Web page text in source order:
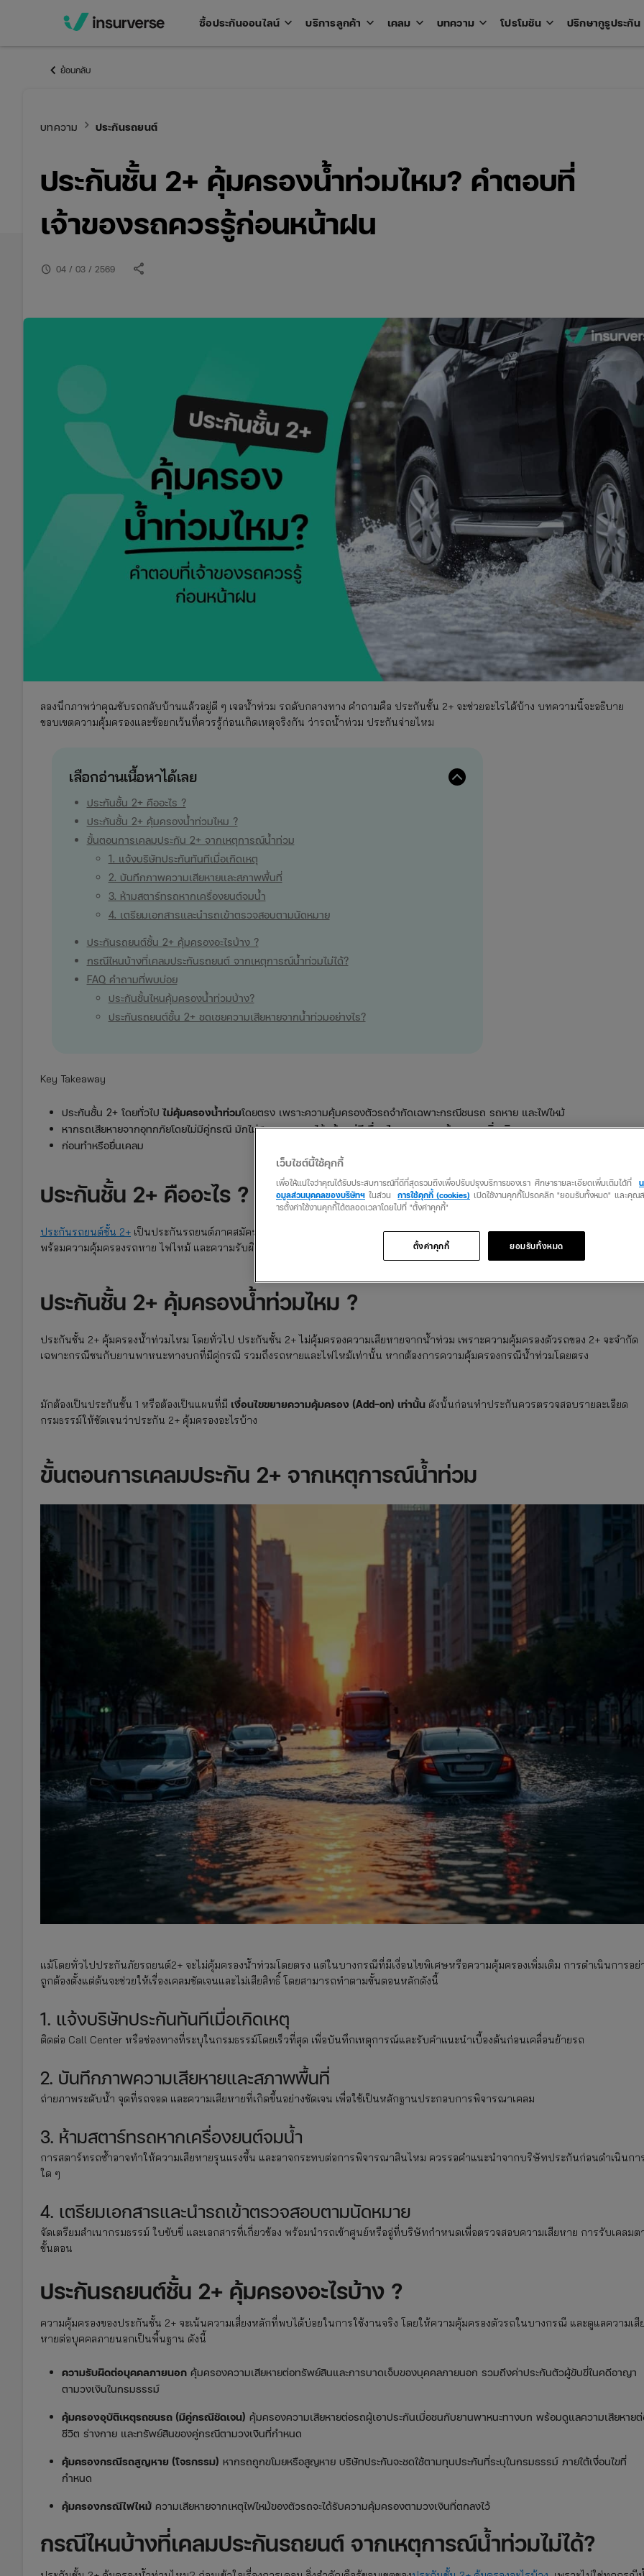
ซื้อประกันออนไลน์ keyboard_arrow_down Open
บริการลูกค้า keyboard_arrow_down Open
เคลม keyboard_arrow_down Open
บทความ keyboard_arrow_down Open
โปรโมชัน keyboard_arrow_down Open
ปรึกษากูรูประกัน
keyboard_arrow_left ย้อนกลับ
บทความ keyboard_arrow_right ประกันรถยนต์
ประกันชั้น 2+ คุ้มครองน้ำท่วมไหม? คำตอบที่
เจ้าของรถควรรู้ก่อนหน้าฝน
schedule 04 / 03 / 2569 share
ลองนึกภาพว่าคุณขับรถกลับบ้านแล้วอยู่ดี ๆ เจอน้ำท่วม รถดับกลางทาง คำถามคือ ประกันชั้น 2+ จะช่วยอะไรได้บ้าง บทความนี้จะอธิบาย
ขอบเขตความคุ้มครองและข้อยกเว้นที่ควรรู้ก่อนเกิดเหตุจริงกัน ว่ารถน้ําท่วม ประกันจ่ายไหม
เลือกอ่านเนื้อหาได้เลย
ประกันชั้น 2+ คืออะไร ?
ประกันชั้น 2+ คุ้มครองน้ำท่วมไหม ?
ขั้นตอนการเคลมประกัน 2+ จากเหตุการณ์น้ำท่วม
1. แจ้งบริษัทประกันทันทีเมื่อเกิดเหตุ
2. บันทึกภาพความเสียหายและสภาพพื้นที่
3. ห้ามสตาร์ทรถหากเครื่องยนต์จมน้ำ
4. เตรียมเอกสารและนำรถเข้าตรวจสอบตามนัดหมาย
ประกันรถยนต์ชั้น 2+ คุ้มครองอะไรบ้าง ?
กรณีไหนบ้างที่เคลมประกันรถยนต์ จากเหตุการณ์น้ำท่วมไม่ได้?
FAQ คำถามที่พบบ่อย
ประกันชั้นไหนคุ้มครองน้ำท่วมบ้าง?
ประกันรถยนต์ชั้น 2+ ชดเชยความเสียหายจากน้ำท่วมอย่างไร?
Key Takeaway
ประกันชั้น 2+ โดยทั่วไป ไม่คุ้มครองน้ำท่วมโดยตรง เพราะความคุ้มครองตัวรถจำกัดเฉพาะกรณีชนรถ รถหาย และไฟไหม้
หากรถเสียหายจากอุทกภัยโดยไม่มีคู่กรณี มักไม่สามารถเคลมได้เว้นแต่มีเงื่อนไขขยายความคุ้มครองเพิ่มเติม
ก่อนทำหรือยื่นเคลม
ประกันชั้น 2+ คืออะไร ?
ประกันรถยนต์ชั้น 2+ เป็นประกันรถยนต์ภาคสมัครใจที่คุ้มครองความเสียหายต่อรถเมื่อเกิดอุบัติเหตุชนกับยานพาหนะทางบกและมีคู่กรณีชัดเจน
พร้อมความคุ้มครองรถหาย ไฟไหม้ และความรับผิดต่อบุคคลภายนอก ถือเป็นทางเลือกกึ่งกลางระหว่างชั้น 1 และชั้น 3
ประกันชั้น 2+ คุ้มครองน้ำท่วมไหม ?
ประกันชั้น 2+ คุ้มครองน้ำท่วมไหม โดยทั่วไป ประกันชั้น 2+ ไม่คุ้มครองความเสียหายจากน้ำท่วม เพราะความคุ้มครองตัวรถของ 2+ จะจำกัด
เฉพาะกรณีชนกับยานพาหนะทางบกที่มีคู่กรณี รวมถึงรถหายและไฟไหม้เท่านั้น หากต้องการความคุ้มครองกรณีน้ำท่วมโดยตรง
มักต้องเป็นประกันชั้น 1 หรือต้องเป็นแผนที่มี เงื่อนไขขยายความคุ้มครอง (Add-on) เท่านั้น ดังนั้นก่อนทำประกันควรตรวจสอบรายละเอียด
กรมธรรม์ให้ชัดเจนว่าประกัน 2+ คุ้มครองอะไรบ้าง
ขั้นตอนการเคลมประกัน 2+ จากเหตุการณ์น้ำท่วม
แม้โดยทั่วไปประกันภัยรถยนต์2+ จะไม่คุ้มครองน้ำท่วมโดยตรง แต่ในบางกรณีที่มีเงื่อนไขพิเศษหรือความคุ้มครองเพิ่มเติม การดำเนินการอย่
ถูกต้องตั้งแต่ต้นจะช่วยให้เรื่องเคลมชัดเจนและไม่เสียสิทธิ์ โดยสามารถทำตามขั้นตอนหลักดังนี้
1. แจ้งบริษัทประกันทันทีเมื่อเกิดเหตุ
ติดต่อ Call Center หรือช่องทางที่ระบุในกรมธรรม์โดยเร็วที่สุด เพื่อบันทึกเหตุการณ์และรับคำแนะนำเบื้องต้นก่อนเคลื่อนย้ายรถ
2. บันทึกภาพความเสียหายและสภาพพื้นที่
ถ่ายภาพระดับน้ำ จุดที่รถจอด และความเสียหายที่เกิดขึ้นอย่างชัดเจน เพื่อใช้เป็นหลักฐานประกอบการพิจารณาเคลม
3. ห้ามสตาร์ทรถหากเครื่องยนต์จมน้ำ
การสตาร์ทรถซ้ำอาจทำให้ความเสียหายรุนแรงขึ้น และอาจกระทบต่อการพิจารณาสินไหม ควรรอคำแนะนำจากบริษัทประกันก่อนดำเนินกา
ใด ๆ
4. เตรียมเอกสารและนำรถเข้าตรวจสอบตามนัดหมาย
จัดเตรียมสำเนากรมธรรม์ ใบขับขี่ และเอกสารที่เกี่ยวข้อง พร้อมนำรถเข้าศูนย์หรืออู่ที่บริษัทกำหนดเพื่อตรวจสอบความเสียหาย การรับเคลมต
ขั้นตอน
ประกันรถยนต์ชั้น 2+ คุ้มครองอะไรบ้าง ?
ความคุ้มครองของประกันชั้น 2+ จะเน้นความเสี่ยงหลักที่พบได้บ่อยในการใช้งานจริง โดยให้ความคุ้มครองตัวรถในบางกรณี และดูแลความเสีย
หายต่อบุคคลภายนอกเป็นพื้นฐาน ดังนี้
ความรับผิดต่อบุคคลภายนอก คุ้มครองความเสียหายต่อทรัพย์สินและการบาดเจ็บของบุคคลภายนอก รวมถึงค่าประกันตัวผู้ขับขี่ในคดีอาญา
ตามวงเงินในกรมธรรม์
คุ้มครองอุบัติเหตุรถชนรถ (มีคู่กรณีชัดเจน) คุ้มครองความเสียหายต่อรถผู้เอาประกันเมื่อชนกับยานพาหนะทางบก พร้อมดูแลความเสียหาย
ชีวิต ร่างกาย และทรัพย์สินของคู่กรณีตามวงเงินที่กำหนด
คุ้มครองกรณีรถสูญหาย (โจรกรรม) หากรถถูกขโมยหรือสูญหาย บริษัทประกันจะชดใช้ตามทุนประกันที่ระบุในกรมธรรม์ ภายใต้เงื่อนไขที่
กำหนด
คุ้มครองกรณีไฟไหม้ ความเสียหายจากเหตุไฟไหม้ของตัวรถจะได้รับความคุ้มครองตามวงเงินที่ตกลงไว้
กรณีไหนบ้างที่เคลมประกันรถยนต์ จากเหตุการณ์น้ำท่วมไม่ได้?
เว็บไซต์นี้ใช้คุกกี้
เพื่อให้แน่ใจว่าคุณได้รับประสบการณ์ที่ดีที่สุดรวมถึงเพื่อปรับปรุงบริการของเรา ศึกษารายละเอียดเพิ่มเติมได้ที่
อมูลส่วนบุคคลของบริษัทฯ ในส่วน การใช้คุกกี้ (cookies) เปิดใช้งานคุกกี้โปรดคลิก "ยอมรับทั้งหมด" และคุณ
ารตั้งค่าใช้งานคุกกี้ได้ตลอดเวลาโดยไปที่ "ตั้งค่าคุกกี้"
ยอมรับทั้งหมด
ตั้งค่าคุกกี้